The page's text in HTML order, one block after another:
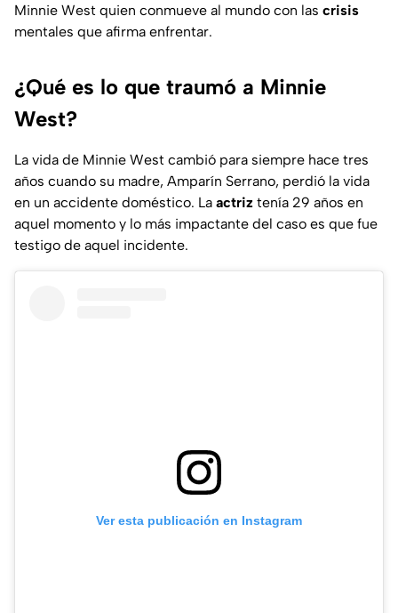
Minnie West quien conmueve al mundo con las crisis
mentales que afirma enfrentar.
¿Qué es lo que traumó a Minnie
West?
La vida de Minnie West cambió para siempre hace tres
años cuando su madre, Amparín Serrano, perdió la vida
en un accidente doméstico. La actriz tenía 29 años en
aquel momento y lo más impactante del caso es que fue
testigo de aquel incidente.
Ver esta publicación en Instagram